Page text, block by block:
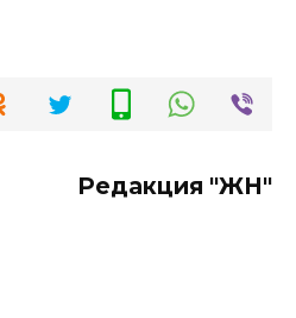
Редакция "ЖН"